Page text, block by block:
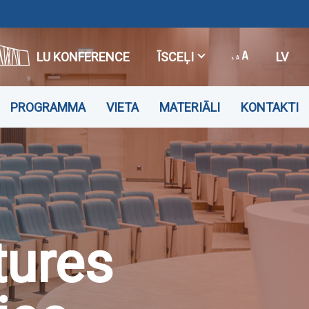
LU KONFERENCE ĪSCEĻI LV
PROGRAMMA VIETA MATERIĀLI KONTAKTI